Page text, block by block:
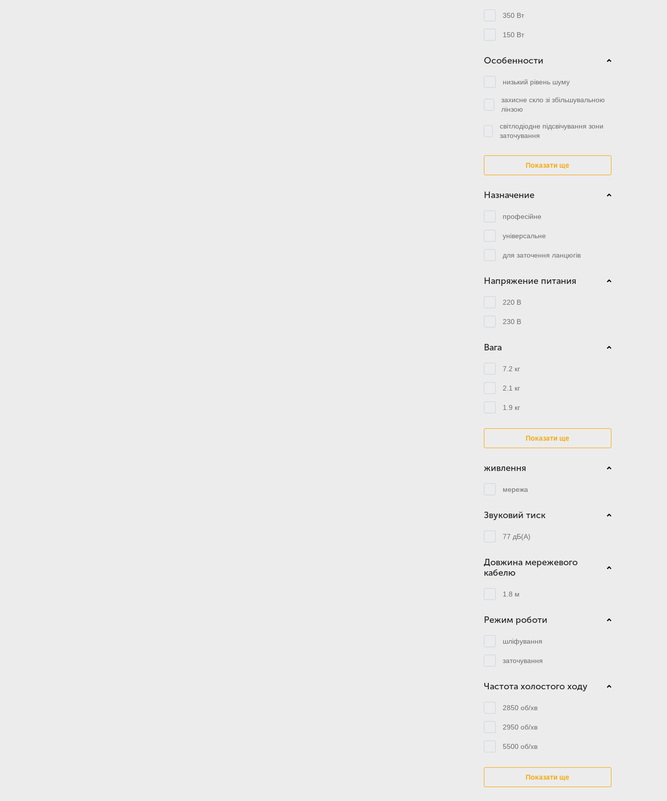
350 Вт
150 Вт
Особенности
низький рівень шуму
захисне скло зі збільшувальною
лінзою
світлодіодне підсвічування зони
заточування
Показати ще
Назначение
професійне
універсальне
для заточення ланцюгів
Напряжение питания
220 В
230 В
Вага
7.2 кг
2.1 кг
1.9 кг
Показати ще
живлення
мережа
Звуковий тиск
77 дБ(А)
Довжина мережевого
кабелю
1.8 м
Режим роботи
шліфування
заточування
Частота холостого ходу
2850 об/хв
2950 об/хв
5500 об/хв
Показати ще